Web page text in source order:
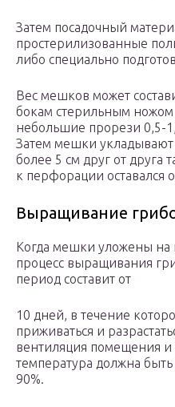
Затем посадочный
простерилизованные
либо специально
Вес мешков может
бокам стерильным
небольшие прорези 0,5-
Затем мешки укладывают
более 5 см друг от друга
к перфорации оставался
Выращивание
Когда мешки уложены на
процесс выращивания
период составит от
10 дней, в течение
приживаться и
вентиляция помещения
температура должна
90%.